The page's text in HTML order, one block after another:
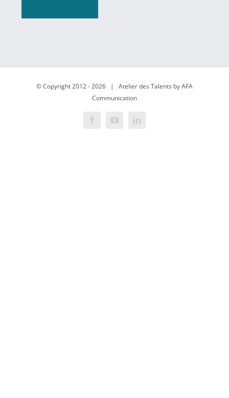
© Copyright 2012 -2026 | Atelier des Talents by AFA
Communication
FacebookYouTubeLinkedIn